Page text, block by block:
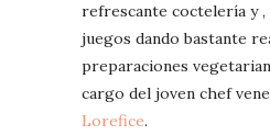
refrescante coctelería y
juegos dando bastante
preparaciones
cargo del joven chef
Lorefice.